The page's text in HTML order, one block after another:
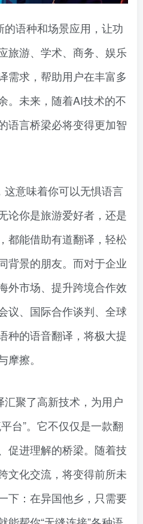
语种和场景应用，让功
旅游、学术、商务、娱乐
需求，帮助用户在丰富多
。未来，随着AI技术的不
语言桥梁必将变得更加智
这意味着你可以无惧语言
论你是旅游爱好者，还是
都能借助有道翻译，轻松
背景的朋友。而对于企业
外市场、提升跨境合作效
议、国际合作谈判、全球
种的语音翻译，将极大提
擦。
聚了高新技术，为用户
台”。它不仅仅是一款翻
促进理解的桥梁。随着技
文化交流，将变得前所未
下：在异国他乡，只需要